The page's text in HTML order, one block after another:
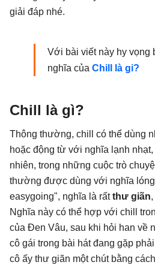
giải đáp nhé.
Với bài viết này hy vọng
nghĩa của Chill là gi?
Chill là gì?
Thông thường, chill có thể dùng
hoặc động từ với nghĩa lạnh
nhiên, trong những cuộc trò
thường được dùng với nghĩa
easygoing", nghĩa là rất thư giãn,
Nghĩa này có thể hợp với chill
của Đen Vâu, sau khi hỏi han về
cô gái trong bài hát đang gặp
cô ấy thư giãn một chút bằng